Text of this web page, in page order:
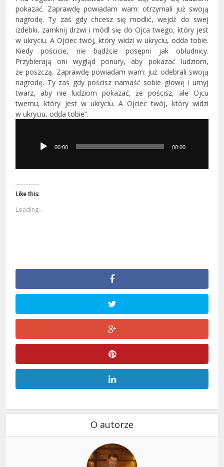
pokazać. Zaprawdę powiadam wam: otrzymali już swoją
nagrodę. Ty zaś gdy chcesz się modlić, wejdź do swej
izdebki, zamknij drzwi i módl się do Ojca twego, który jest
w ukryciu. A Ojciec twój, który widzi w ukryciu, odda tobie.
Kiedy pościcie, nie bądźcie posępni jak obłudnicy.
Przybierają oni wygląd ponury, aby pokazać ludziom,
że poszczą. Zaprawdę powiadam wam: już odebrali swoją
nagrodę. Ty zaś gdy pościsz namaść sobie głowę i umyj
twarz, aby nie ludziom pokazać, że pościsz, ale Ojcu
twemu, który jest w ukryciu. A Ojciec twój, który widzi
w ukryciu, odda tobie”.
dźwiękowych00:00 00:00
Like this:
Loading...
O autorze